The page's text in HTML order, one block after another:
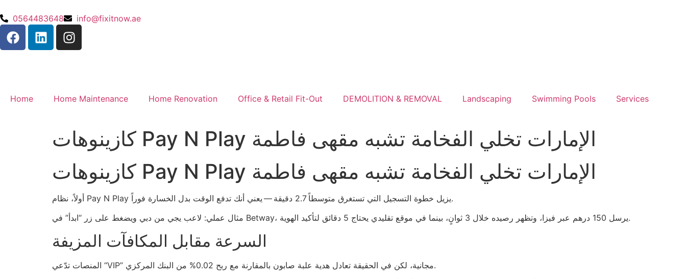
0564483648 info@fixitnow.ae
Home Home Maintenance Home Renovation Office & Retail Fit-Out DEMOLITION & REMOVAL Landscaping Swimming Pools Services
كازينوهات Pay N Play الإمارات تخلي الفخامة تشبه مقهى فاطمة
كازينوهات Pay N Play الإمارات تخلي الفخامة تشبه مقهى فاطمة
أولاً، نظام Pay N Play يزيل خطوة التسجيل التي تستغرق متوسطاً 2.7 دقيقة — يعني أنك تدفع الوقت بدل الخسارة فوراً.
مثال عملي: لاعب يجي من دبي ويضغط على زر “ابدأ” في Betway، يرسل 150 درهم عبر فيزا، وتظهر رصيده خلال 3 ثوانٍ، بينما في موقع تقليدي يحتاج 5 دقائق لتأكيد الهوية.
السرعة مقابل المكافآت المزيفة
المنصات تدّعي “VIP” مجانية، لكن في الحقيقة تعادل هدية علبة صابون بالمقارنة مع ربح 0.02% من البنك المركزي.